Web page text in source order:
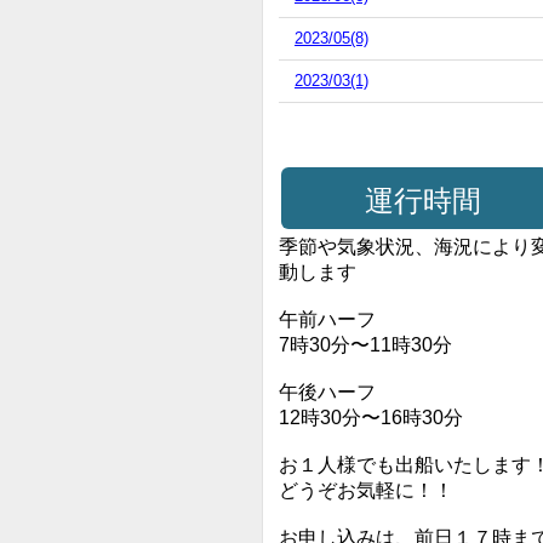
2023/05(8)
2023/03(1)
運行時間
季節や気象状況、海況により
動します
午前ハーフ
7時30分〜11時30分
午後ハーフ
12時30分〜16時30分
お１人様でも出船いたします！
どうぞお気軽に！！
お申し込みは、前日１７時ま